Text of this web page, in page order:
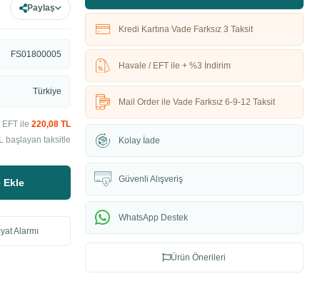
Paylaş
FS01800005
Türkiye
ile 220,08 TL
başlayan taksitle
Ekle
Alarmı
Kredi Kartına Vade Farksız 3 Taksit
Havale / EFT ile + %3 İndirim
Mail Order ile Vade Farksız 6-9-12 Taksit
Kolay İade
Güvenli Alışveriş
WhatsApp Destek
Ürün Önerileri